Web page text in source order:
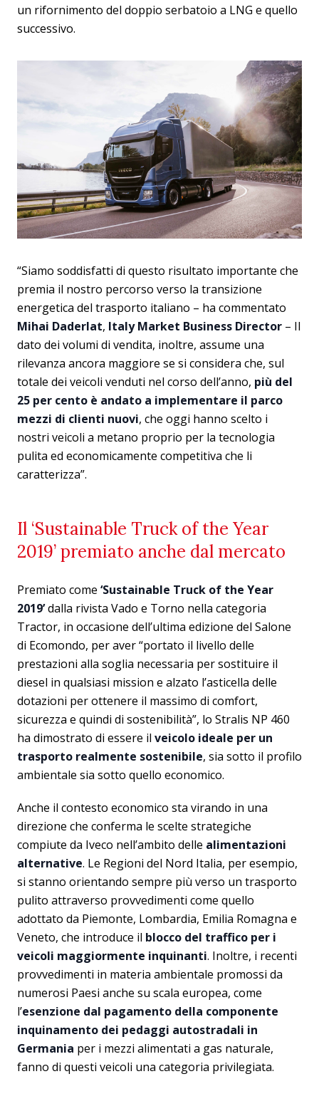
un rifornimento del doppio serbatoio a LNG e quello
successivo.
“Siamo soddisfatti di questo risultato importante che
premia il nostro percorso verso la transizione
energetica del trasporto italiano – ha commentato
Mihai Daderlat, Italy Market Business Director – Il
dato dei volumi di vendita, inoltre, assume una
rilevanza ancora maggiore se si considera che, sul
totale dei veicoli venduti nel corso dell’anno, più del
25 per cento è andato a implementare il parco
mezzi di clienti nuovi, che oggi hanno scelto i
nostri veicoli a metano proprio per la tecnologia
pulita ed economicamente competitiva che li
caratterizza”.
Il ‘Sustainable Truck of the Year
2019’ premiato anche dal mercato
Premiato come ‘Sustainable Truck of the Year
2019’dalla rivista Vado e Torno nella categoria
Tractor, in occasione dell’ultima edizione del Salone
di Ecomondo, per aver “portato il livello delle
prestazioni alla soglia necessaria per sostituire il
diesel in qualsiasi mission e alzato l’asticella delle
dotazioni per ottenere il massimo di comfort,
sicurezza e quindi di sostenibilità”, lo Stralis NP 460
ha dimostrato di essere il veicolo ideale per un
trasporto realmente sostenibile, sia sotto il profilo
ambientale sia sotto quello economico.
Anche il contesto economico sta virando in una
direzione che conferma le scelte strategiche
compiute da Iveco nell’ambito delle alimentazioni
alternative. Le Regioni del Nord Italia, per esempio,
si stanno orientando sempre più verso un trasporto
pulito attraverso provvedimenti come quello
adottato da Piemonte, Lombardia, Emilia Romagna e
Veneto, che introduce il blocco del traffico per i
veicoli maggiormente inquinanti. Inoltre, i recenti
provvedimenti in materia ambientale promossi da
numerosi Paesi anche su scala europea, come
l’esenzione dal pagamento della componente
inquinamento dei pedaggi autostradali in
Germania per i mezzi alimentati a gas naturale,
fanno di questi veicoli una categoria privilegiata.